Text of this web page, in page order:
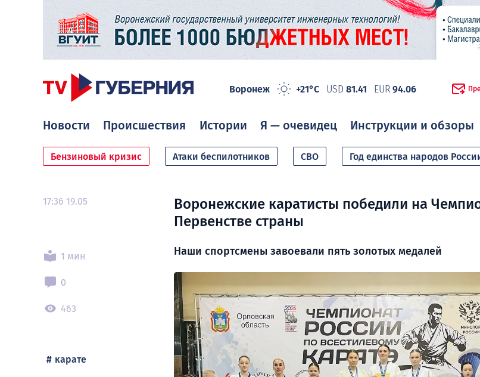
Воронеж +21°C USD 81.41 EUR 94.06
Новости Происшествия Истории Я — очевидец Инструкции и обзоры
Бензиновый кризис Атаки беспилотников СВО Год единства народов
17:36 19.05
1 мин
0
463
карате
Воронежские каратисты победили на
Первенстве страны
Наши спортсмены завоевали пять золотых медалей